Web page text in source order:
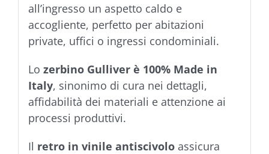
all’ingresso un aspetto caldo e
accogliente, perfetto per abitazioni
private, uffici o ingressi condominiali.
Lo zerbino Gulliver è 100% Made in
Italy, sinonimo di cura nei dettagli,
affidabilità dei materiali e attenzione ai
processi produttivi.
Il retro in vinile antiscivoloassicura